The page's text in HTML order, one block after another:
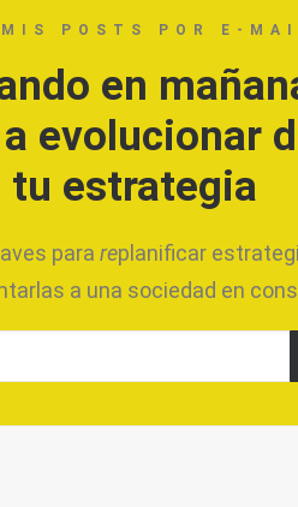
POSTS POR E-
en
evolucionar
tu estrategia
para replanificar
a una sociedad en